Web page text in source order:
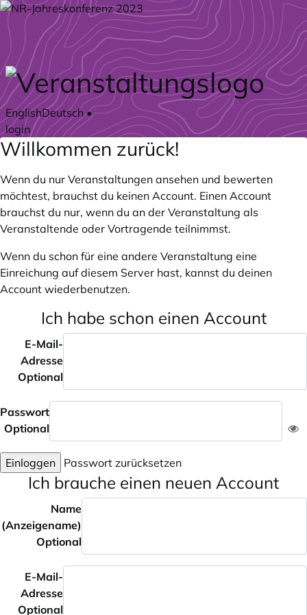
Zum Hauptteil springen
EnglishDeutsch•
login
Willkommen zurück!
Wenn du nur Veranstaltungen ansehen und bewerten
möchtest, brauchst du keinen Account. Einen Account
brauchst du nur, wenn du an der Veranstaltung als
Veranstaltende oder Vortragende teilnimmst.
Wenn du schon für eine andere Veranstaltung eine
Einreichung auf diesem Server hast, kannst du deinen
Account wiederbenutzen.
Ich habe schon einen Account
E-Mail-
Adresse
Optional
Passwort
Optional
Einloggen Passwort zurücksetzen
Ich brauche einen neuen Account
Name
(Anzeigename)
Optional
E-Mail-
Adresse
Optional